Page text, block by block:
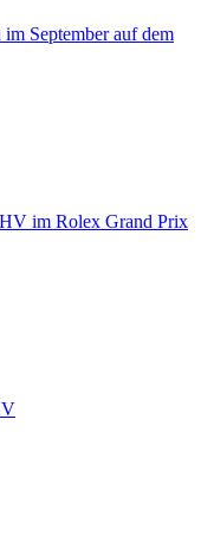
September auf dem
im Rolex Grand Prix